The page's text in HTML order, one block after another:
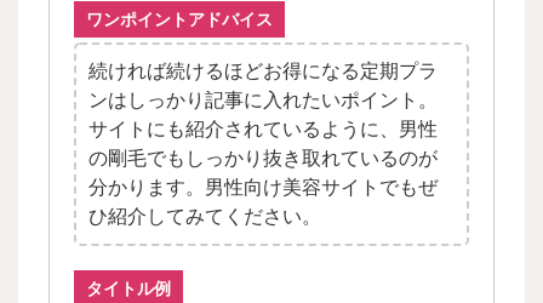
ワンポイントアドバイス
続ければ続けるほどお得になる定期プラ
ンはしっかり記事に入れたいポイント。
サイトにも紹介されているように、男性
の剛毛でもしっかり抜き取れているのが
分かります。男性向け美容サイトでもぜ
ひ紹介してみてください。
タイトル例